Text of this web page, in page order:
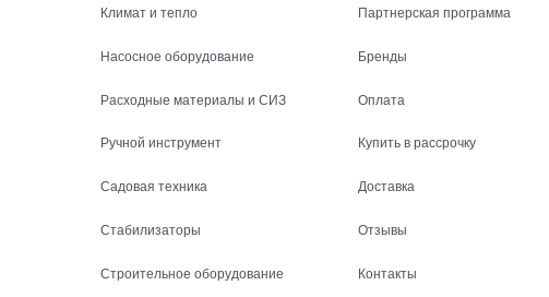
Климат и тепло
Насосное оборудование
Расходные материалы и СИЗ
Ручной инструмент
Садовая техника
Стабилизаторы
Строительное оборудование
Партнерская программа
Бренды
Оплата
Купить в рассрочку
Доставка
Отзывы
Контакты